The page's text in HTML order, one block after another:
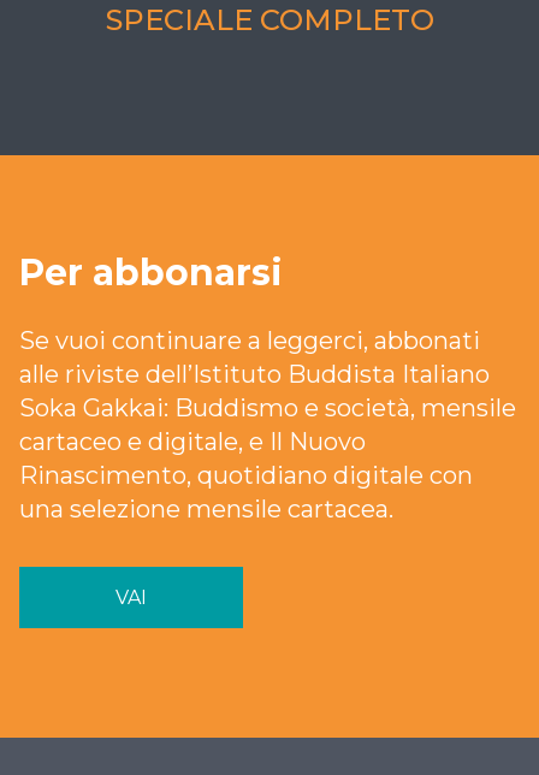
SPECIALE COMPLETO
Per abbonarsi
Se vuoi continuare a leggerci, abbonati
alle riviste dell’Istituto Buddista Italiano
Soka Gakkai: Buddismo e società, mensile
cartaceo e digitale, e Il Nuovo
Rinascimento, quotidiano digitale con
una selezione mensile cartacea.
VAI